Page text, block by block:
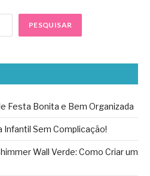
PESQUISAR
Festa Bonita e Bem Organizada
Infantil Sem Complicação!
Wall Verde: Como Criar um